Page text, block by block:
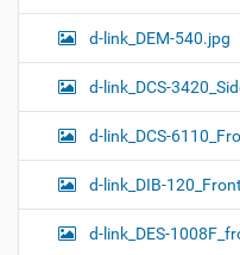
d-link_DEM-540.jpg
d-link_DCS-
d-link_DCS-
d-link_DIB-
d-link_DES-